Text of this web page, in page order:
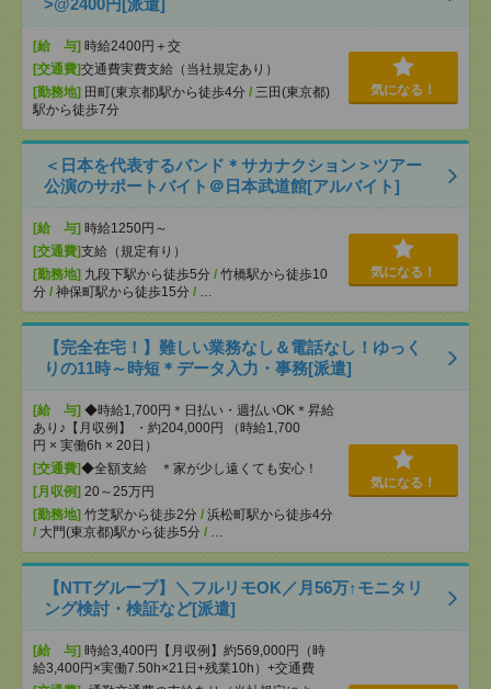
>@2400円[派遣]
[給 与] 時給2400円＋交
[交通費]交通費実費支給（当社規定あり）
[勤務地] 田町(東京都)駅から徒歩4分 / 三田(東京都)
駅から徒歩7分
気になる！
＜日本を代表するバンド＊サカナクション＞ツアー
公演のサポートバイト＠日本武道館[アルバイト]
[給 与] 時給1250円～
[交通費]支給（規定有り）
[勤務地] 九段下駅から徒歩5分 / 竹橋駅から徒歩10
分 / 神保町駅から徒歩15分 / …
気になる！
【完全在宅！】難しい業務なし＆電話なし！ゆっく
りの11時～時短＊データ入力・事務[派遣]
[給 与] ◆時給1,700円＊日払い・週払いOK＊昇給
あり♪【月収例】 ・約204,000円 （時給1,700
円 × 実働6h × 20日）
[交通費]◆全額支給 ＊家が少し遠くても安心！
[月収例] 20～25万円
[勤務地] 竹芝駅から徒歩2分 / 浜松町駅から徒歩4分
/ 大門(東京都)駅から徒歩5分 / …
気になる！
【NTTグループ】＼フルリモOK／月56万↑モニタリ
ング検討・検証など[派遣]
[給 与] 時給3,400円【月収例】約569,000円（時
給3,400円×実働7.50h×21日+残業10h）+交通費